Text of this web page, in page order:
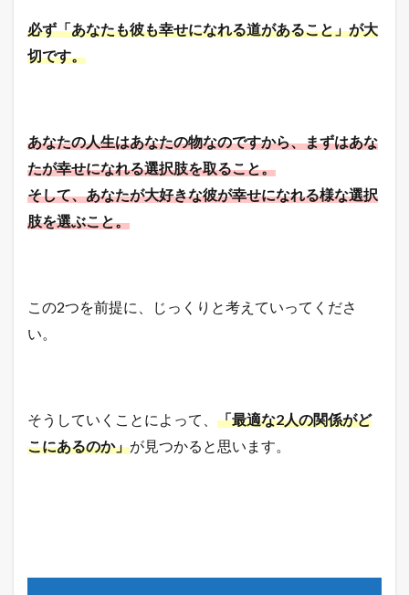
必ず「あなたも彼も幸せになれる道があること」が大
切です。
あなたの人生はあなたの物なのですから、まずはあな
たが幸せになれる選択肢を取ること。
そして、あなたが大好きな彼が幸せになれる様な選択
肢を選ぶこと。
この2つを前提に、じっくりと考えていってくださ
い。
そうしていくことによって、 「最適な2人の関係がど
こにあるのか」が見つかると思います。